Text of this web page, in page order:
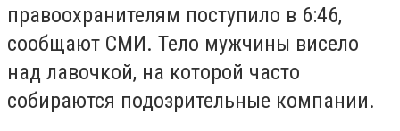
правоохранителям поступило в 6:46,
сообщают СМИ. Тело мужчины висело
над лавочкой, на которой часто
собираются подозрительные компании.